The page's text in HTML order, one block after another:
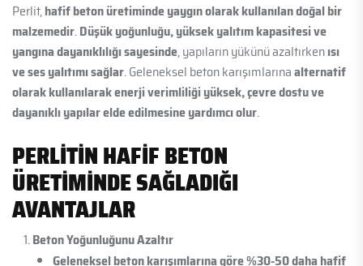
Perlit,hafif beton üretiminde yaygın olarak kullanılan doğal bir
malzemedir.Düşük yoğunluğu, yüksek yalıtım kapasitesi ve
yangına dayanıklılığı sayesinde, yapıların yükünü azaltırkenısı
ve ses yalıtımı sağlar. Geleneksel beton karışımlarınaalternatif
olarak kullanılarak enerji verimliliği yüksek, çevre dostu ve
dayanıklı yapılar elde edilmesine yardımcı olur.
PERLITIN HAFIF BETON
ÜRETIMINDE SAĞLADIĞI
AVANTAJLAR
Beton Yoğunluğunu Azaltır
Geleneksel beton karışımlarına göre %30-50 daha hafif